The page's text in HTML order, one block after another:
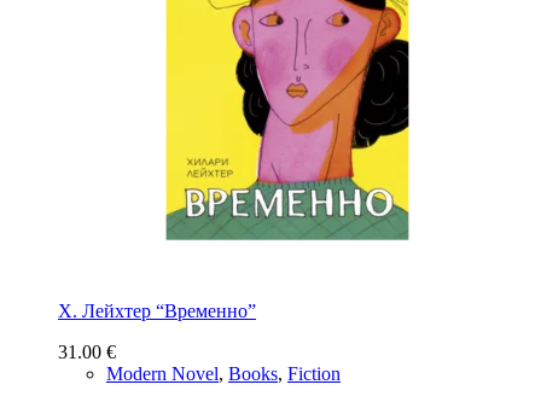
Х. Лейхтер “Временно”
31.00 €
Modern Novel, Books, Fiction